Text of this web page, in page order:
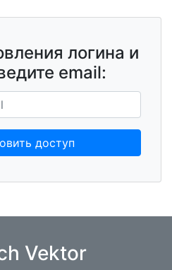
логина и
email:
доступ
Vektor